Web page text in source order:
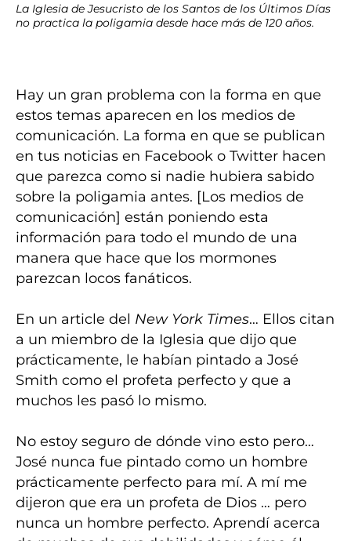
La Iglesia de Jesucristo de los Santos de los Últimos Días
no practica la poligamia desde hace más de 120 años.
Hay un gran problema con la forma en que
estos temas aparecen en los medios de
comunicación. La forma en que se publican
en tus noticias en Facebook o Twitter hacen
que parezca como si nadie hubiera sabido
sobre la poligamia antes. [Los medios de
comunicación] están poniendo esta
información para todo el mundo de una
manera que hace que los mormones
parezcan locos fanáticos.
En un article del New York Times… Ellos citan
a un miembro de la Iglesia que dijo que
prácticamente, le habían pintado a José
Smith como el profeta perfecto y que a
muchos les pasó lo mismo.
No estoy seguro de dónde vino esto pero…
José nunca fue pintado como un hombre
prácticamente perfecto para mí. A mí me
dijeron que era un profeta de Dios … pero
nunca un hombre perfecto. Aprendí acerca